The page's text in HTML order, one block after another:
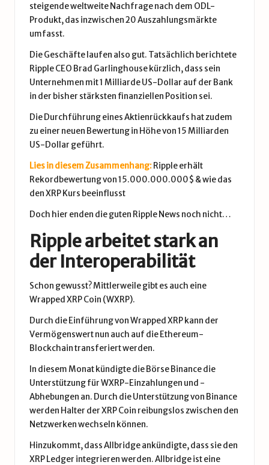
steigende weltweite Nachfrage nach dem ODL-
Produkt, das inzwischen 20 Auszahlungsmärkte
umfasst.
Die Geschäfte laufen also gut. Tatsächlich berichtete
Ripple CEO Brad Garlinghouse kürzlich, dass sein
Unternehmen mit 1 Milliarde US-Dollar auf der Bank
in der bisher stärksten finanziellen Position sei.
Die Durchführung eines Aktienrückkaufs hat zudem
zu einer neuen Bewertung in Höhe von 15 Milliarden
US-Dollar geführt.
Lies in diesem Zusammenhang: Ripple erhält
Rekordbewertung von 15.000.000.000$ & wie das
den XRP Kurs beeinflusst
Doch hier enden die guten Ripple News noch nicht…
Ripple arbeitet stark an
der Interoperabilität
Schon gewusst? Mittlerweile gibt es auch eine
Wrapped XRP Coin (WXRP).
Durch die Einführung von Wrapped XRP kann der
Vermögenswert nun auch auf die Ethereum-
Blockchain transferiert werden.
In diesem Monat kündigte die Börse Binance die
Unterstützung für WXRP-Einzahlungen und -
Abhebungen an. Durch die Unterstützung von Binance
werden Halter der XRP Coin reibungslos zwischen den
Netzwerken wechseln können.
Hinzukommt, dass Allbridgeankündigte, dass sie den
XRP Ledger integrieren werden. Allbridge ist eine